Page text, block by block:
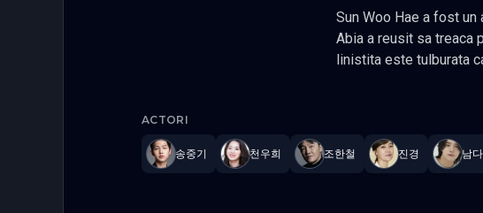
Sun Woo Hae a fost un actor
Abia a reusit sa treaca peste tulburari, a renuntat la celebritate si s-
linistita este tulburata
nerezolvate si
myung, Seo Ji-hoon
ACTORI
송중기 천우희 조한철 진경 남